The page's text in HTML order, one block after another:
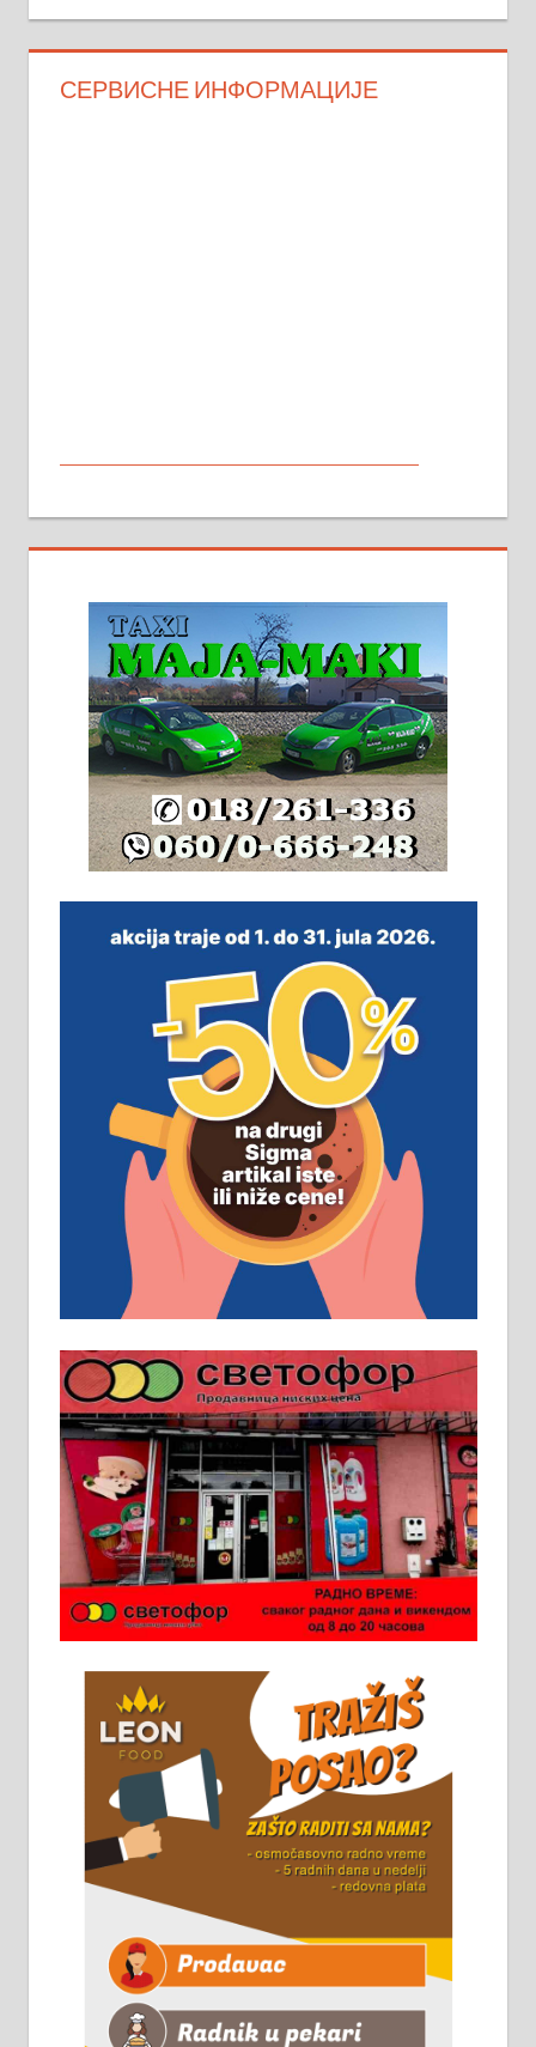
СЕРВИСНЕ ИНФОРМАЦИЈЕ
стамбене целине једна уз другу.
2х150м2, две гараже, централно
грејање на гас и дрва. Две
адресе. 063/71-74-023
Издајем комплетно опремљену
халу на Житковачком путу, на
плацу површине око 7 ари.
064/321-80-51; 063/102-35-25
На продају легализована, нова,
м2 са плацем од 8 ари у Зеленом
виру у Алексинцу. Могућа
замена. 064/21-63-584
ПОСЛОВНИ ОГЛАСИ
Рудник и флотација Рудник
д.о.о. Рудник запошљава 20
помоћника рудара. Услови:
Основна школа, пожељно радно
искуство на истим и сличним
пословима, али не и неопходан
услов. Обезбеђен смештај,
превоз, исхрана. 032/57-41-122 –
локал 22
Пружам услуге завршних радова
у грађевини, хидроизолације и
молерских радова. 061/25-28-058
Ало таксију потребан возач са Б
категоријом. 064/02-85-511
Потребна два радника за рад на
стоваришту „Липа промет” у
информација доћи лично на
стовариште у улици Максима
Горког 26 сваког радног дана од
8 до 15 часова. 063/465-045
Чистим све врсте димњака.
061/32-13-445